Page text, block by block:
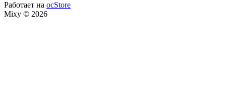
Работает на ocStore
Mixy © 2026